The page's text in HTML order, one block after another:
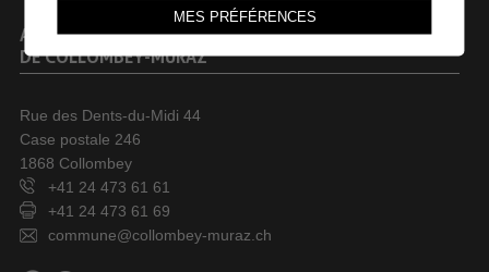
ADMINISTRATION COMMUNALE
DE COLLOMBEY-MURAZ
Rue des Dents-du-Midi 44
Case postale 246
1868 Collombey
+41 24 473 61 61
+41 24 473 61 69
commune@collombey-muraz.ch
MES PRÉFÉRENCES